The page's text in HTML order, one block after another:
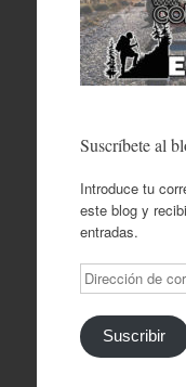
Suscríbete al
Introduce tu
este blog y
entradas.
Dirección
de
correo
electrónico
Suscribir